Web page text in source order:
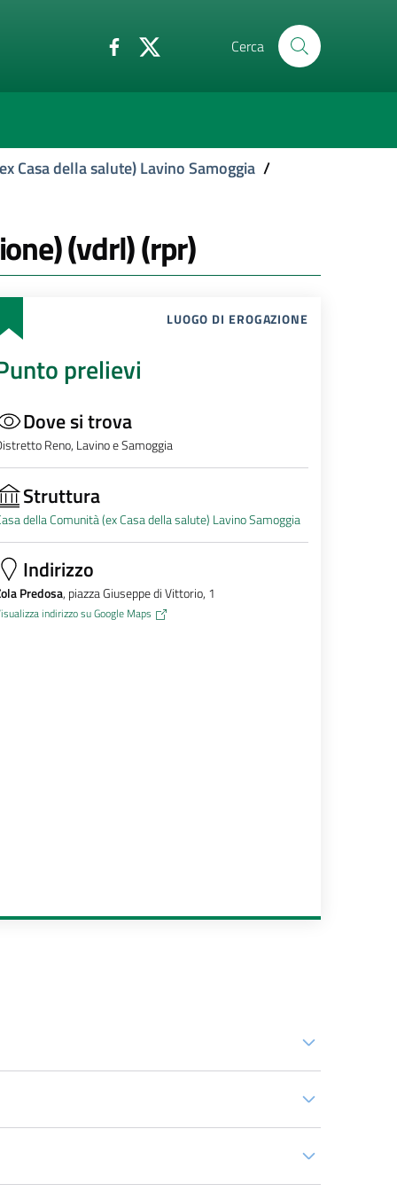
Cerca
Casa della salute) Lavino Samoggia /
(vdrl) (rpr)
LUOGO DI EROGAZIONE
prelievi
Dove si trova
Reno, Lavino e Samoggia
Struttura
della Comunità (ex Casa della salute) Lavino Samoggia
Indirizzo
Predosa, piazza Giuseppe di Vittorio, 1
indirizzo su Google Maps